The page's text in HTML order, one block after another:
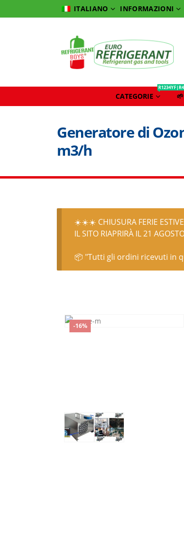
ITALIANO INFORMAZIONI
CATEGORIE
Generatore di
m3/h
☀️☀️☀️ CHIUSURA FERIE
IL SITO RIAPRIRÀ IL 21
📦 "Tutti gli ordini ricevuti in
-16%